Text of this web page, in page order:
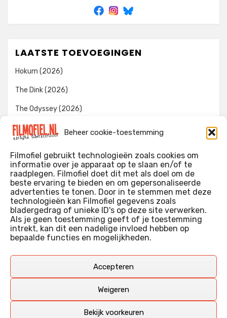
Beheer cookie-toestemming
Filmofiel gebruikt technologieën zoals cookies om
informatie over je apparaat op te slaan en/of te
raadplegen. Filmofiel doet dit met als doel om de
beste ervaring te bieden en om gepersonaliseerde
advertenties te tonen. Door in te stemmen met deze
technologieën kan Filmofiel gegevens zoals
bladergedrag of unieke ID's op deze site verwerken.
Als je geen toestemming geeft of je toestemming
intrekt, kan dit een nadelige invloed hebben op
bepaalde functies en mogelijkheden.
Accepteren
Weigeren
Bekijk voorkeuren
LAATSTE TOEVOEGINGEN
Hokum (2026)
The Dink (2026)
The Odyssey (2026)
Evil Dead Burn (2026)
WIE IK BEN…?
Ik ben ooit begonnen met m’n recensies omdat ik zoveel
films keek dat ik af en toe niet meer wist welke ik nu wel of
niet gezien had. Ik ben een filmliefhebber, heb als hobby nog
erg lang in een videotheek gewerkt, en heb als coproducent
Deze recensies zijn dan ook vooral vrij pretentieloze
aangevuld met een groeiende kennis over de kunde én de
kunst van het maken van film.